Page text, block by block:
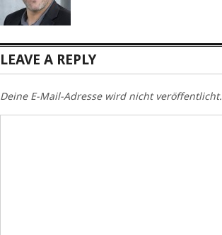
LEAVE A REPLY
Deine E-Mail-Adresse wird nicht veröffentlicht.